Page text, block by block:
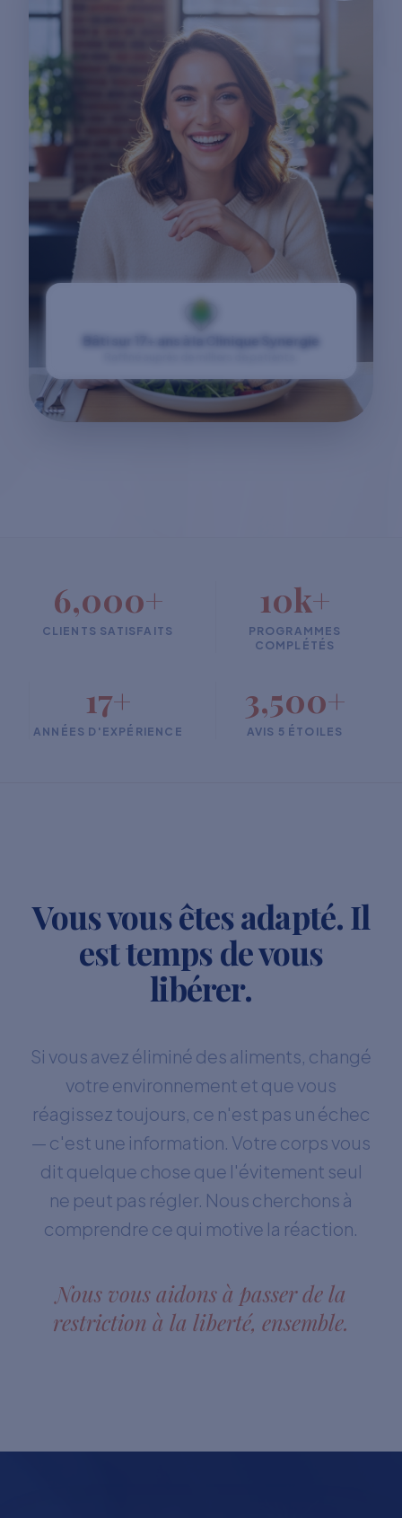
Bâti sur 17+ ans à la Clinique Synergie
6,000+
CLIENTS SATISFAITS
10k+
PROGRAMMES
COMPLÉTÉS
17+
ANNÉES D'EXPÉRIENCE
3,500+
AVIS 5 ÉTOILES
Vous vous êtes adapté. Il
est temps de vous
libérer.
Si vous avez éliminé des aliments, changé
votre environnement et que vous
réagissez toujours, ce n'est pas un échec
— c'est une information. Votre corps vous
dit quelque chose que l'évitement seul
ne peut pas régler. Nous cherchons à
comprendre ce qui motive la réaction.
Nous vous aidons à passer de la
restriction à la liberté, ensemble.